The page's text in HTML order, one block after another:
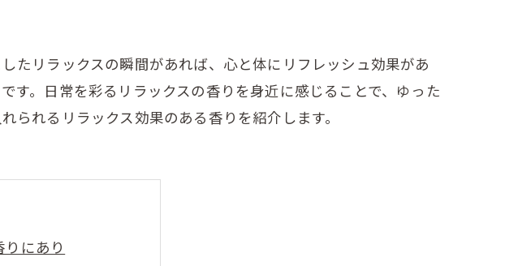
たリラックスの瞬間があれば、心と体にリフレッシュ効果があ
す。日常を彩るリラックスの香りを身近に感じることで、ゆった
れるリラックス効果のある香りを紹介します。
にあり